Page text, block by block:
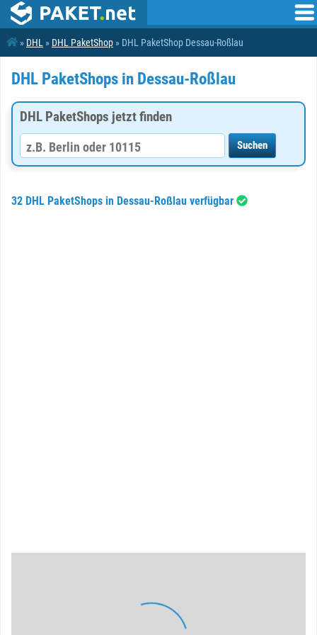
» DHL » DHL PaketShop » DHL PaketShop Dessau-Roßlau
DHL PaketShops in Dessau-Roßlau
DHL PaketShops jetzt finden
32 DHL PaketShops in Dessau-Roßlau verfügbar